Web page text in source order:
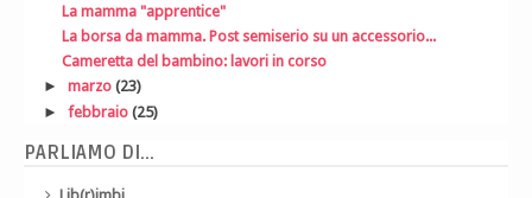
La mamma "apprentice"
La borsa da mamma. Post semiserio su un accessorio...
Cameretta del bambino: lavori in corso
► marzo (23)
► febbraio (25)
PARLIAMO DI...